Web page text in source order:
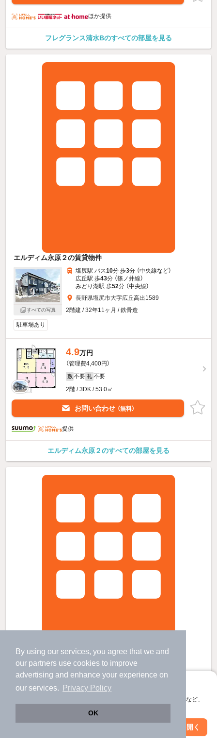
By using our services, you agree that we and
our partners use cookies to improve
advertising and enhance your experience on
our services.
Privacy Policy
OK
アプリに切り替えて、サクサクお部屋探し
会員登録なしですぐ使える。マップ検索やお気に入り保存など、
アプリを開く
ほか提供
フレグランス清水Bのすべての部屋を見る
エルディム永原２の賃貸物件
すべての写真
塩尻駅 バス10分 歩3分 （中央線など）
広丘駅 歩43分 （篠ノ井線）
みどり湖駅 歩52分 （中央線）
長野県塩尻市大字広丘高出1589
2階建 / 32年11ヶ月 / 鉄骨造
駐車場あり
4.9万円
（管理費4,400円）
敷 不要 礼 不要
2階 / 3DK / 53.0㎡
お問い合わせ （無料）
提供
エルディム永原２のすべての部屋を見る
サンライフ桔梗の賃貸物件
広丘駅 歩31分 （篠ノ井線）
長野県塩尻市大字広丘郷原
2階建 / 33年10ヶ月 / 軽量鉄骨
絞り込み条件を変更